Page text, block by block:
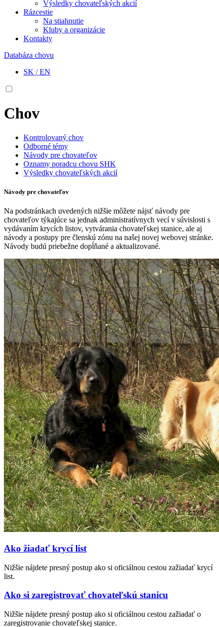
Výsledky chovateľských akcií
Rázcestie
Na stiahnutie
Kluby a organizácie
Kontakty
Databáza chovu
SK /EN
Chov
Kontrolovaný chov
Odborné témy
Návody pre chovateľov
Oznamy poradcu chovu SHK
Výsledky chovateľských akcií
Návody pre chovateľov
Na podstránkach uvedených nižšie môžete nájsť návody pre
chovateľov týkajúce sa jednak administratívnych vecí v súvislosti s
vydávaním krycích listov, vytvárania chovateľskej stanice, ale aj
návody a postupy pre členskú zónu na našej novej webovej stránke.
Návody budú priebežne dopĺňané a aktualizované.
Ako žiadať krycí list
Nižšie nájdete presný postup ako si oficiálnou cestou zažiadať krycí
list.
Ako si zaregistrovať chovateľskú stanicu
Nižšie nájdete presný postup ako si oficiálnou cestou zažiadať o
zaregistrovanie chovateľskej stanice.